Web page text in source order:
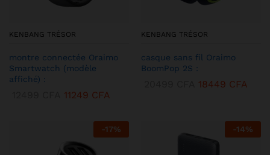
KENBANG TRÉSOR
montre connectée Oraimo
Smartwatch (modèle
affiché) :
11249 CFA
KENBANG TRÉSOR
casque sans fil Oraimo
BoomPop 2S :
18449 CFA
-17% -14%